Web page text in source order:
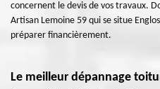
concernent le devis de vos travaux.
Artisan Lemoine 59 qui se situe
préparer financièrement.
Le meilleur dépannage